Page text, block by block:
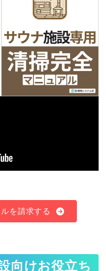
を請求する
向けお役立ち